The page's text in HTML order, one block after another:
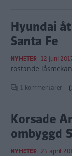
Hyundai
Santa Fe
NYHETER 12 juni
rostande
1 kommentarer
Korsade
ombyggd
NYHETER 25 april